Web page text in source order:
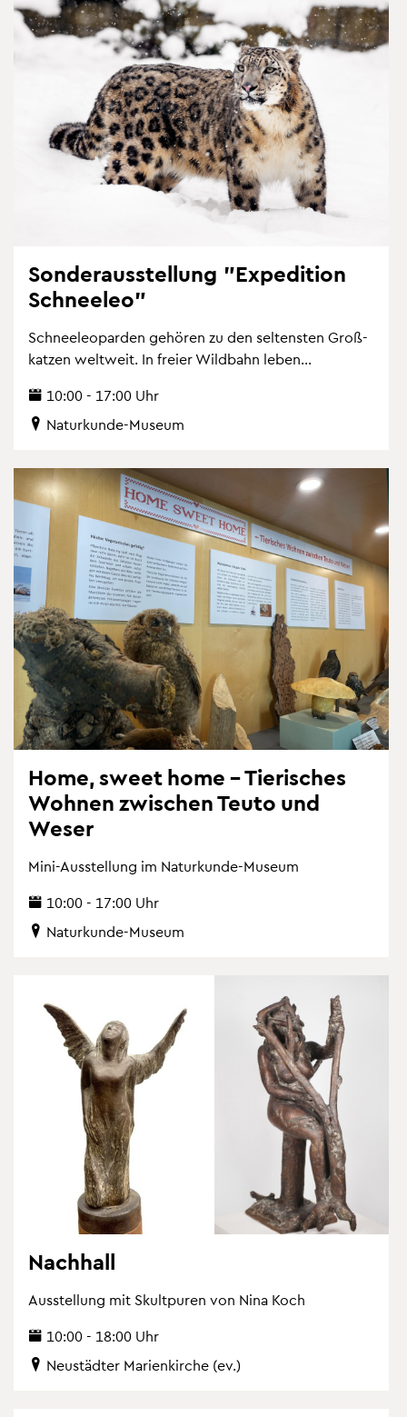
Son­der­aus­stel­lung "Ex­pe­di­ti­on
Schnee­leo"
Schnee­leo­par­den ge­hö­ren zu den sel­tens­ten Gro­ß­
kat­zen welt­weit. In frei­er Wild­bahn leben...
10:00 - 17:00 Uhr
Na­tur­kun­de-Mu­se­um
Home, sweet home – Tie­ri­sches
Woh­nen zwi­schen Teuto und
Weser
Mini-Aus­stel­lung im Na­tur­kun­de-Mu­se­um
10:00 - 17:00 Uhr
Na­tur­kun­de-Mu­se­um
Nach­hall
Aus­stel­lung mit Skultpu­ren von Nina Koch
10:00 - 18:00 Uhr
Neu­städ­ter Ma­ri­en­kir­che (ev.)